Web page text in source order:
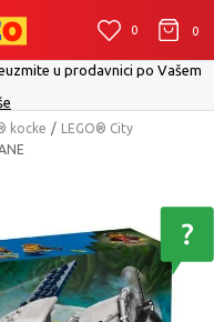
0 0
u prodavnici po Vašem
kocke
LEGO® City